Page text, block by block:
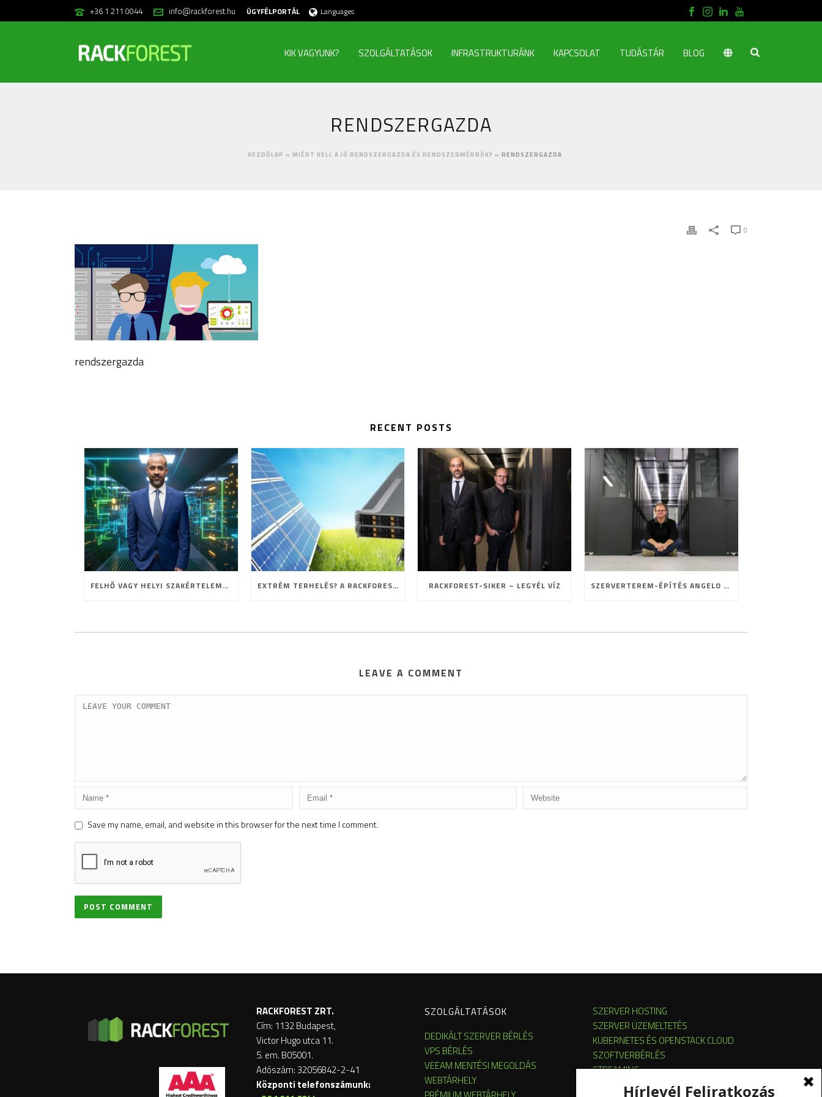
+36 1 211 0044 info@rackforest.hu ÜGYFÉLPORTÁL Languages
KIK VAGYUNK? SZOLGÁLTATÁSOK INFRASTRUKTURÁNK KAPCSOLAT TUDÁSTÁR BLOG
RENDSZERGAZDA
KEZDŐLAP » MIÉRT KELL A JÓ RENDSZERGAZDA ÉS RENDSZERMÉRNÖK? » RENDSZERGAZDA
0
rendszergazda
RECENT POSTS
FELHŐ VAGY HELYI SZAKÉRTELEM? A HOSTING JELENE ÉS JÖVŐJE EXTRÉM TERHELÉS? A RACKFOREST ISMÉT BIZONYÍTOTT! RACKFOREST-SIKER – LEGYÉL VÍZ SZERVERTEREM-ÉPÍTÉS ANGELO MÓDRA
LEAVE A COMMENT
Save my name, email, and website in this browser for the next time I comment.
RACKFOREST ZRT.
Cím: 1132 Budapest,
Victor Hugo utca 11.
5. em. B05001.
Adószám: 32056842-2-41
Központi telefonszámunk:
SZOLGÁLTATÁSOK
DEDIKÁLT SZERVER BÉRLÉS
VPS BÉRLÉS
VEEAM MENTÉSI MEGOLDÁS
WEBTÁRHELY
SZERVER HOSTING
SZERVER ÜZEMELTETÉS
KUBERNETES ÉS OPENSTACK CLOUD
SZOFTVERBÉRLÉS
STREAMING